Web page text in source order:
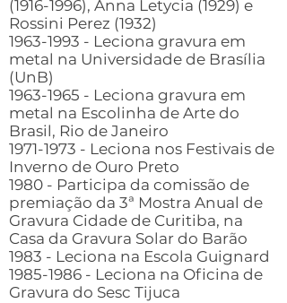
(1916-1996), Anna Letycia (1929) e
Rossini Perez (1932)
1963-1993 - Leciona gravura em
metal na Universidade de Brasília
(UnB)
1963-1965 - Leciona gravura em
metal na Escolinha de Arte do
Brasil, Rio de Janeiro
1971-1973 - Leciona nos Festivais de
Inverno de Ouro Preto
1980 - Participa da comissão de
premiação da 3ª Mostra Anual de
Gravura Cidade de Curitiba, na
Casa da Gravura Solar do Barão
1983 - Leciona na Escola Guignard
1985-1986 - Leciona na Oficina de
Gravura do Sesc Tijuca